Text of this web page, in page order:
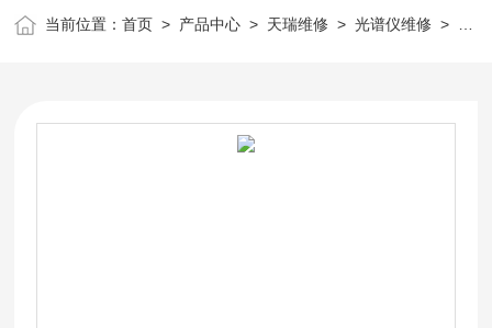
当前位置：首页 > 产品中心 > 天瑞维修 >光谱仪维修 >